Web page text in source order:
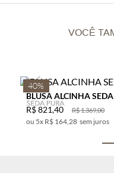
VOCÊ
40%
BLUSA ALCINHA
R$1.369,00
R$ 821,40
5x R$ 164,28 sem juros